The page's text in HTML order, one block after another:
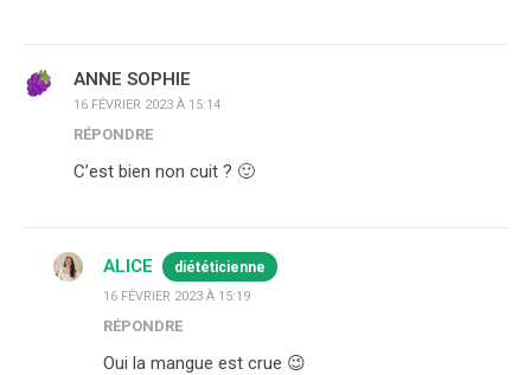
ANNE SOPHIE
16 FÉVRIER 2023 À 15:14
RÉPONDRE
C’est bien non cuit ? 🙂
ALICE diététicienne
16 FÉVRIER 2023 À 15:19
RÉPONDRE
Oui la mangue est crue 😉